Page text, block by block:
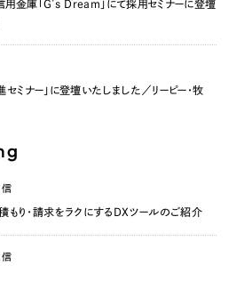
用金庫「G’s Dream」にて採用セミナーに登壇
セミナー」に登壇いたしました／リーピー・牧
もり・請求をラクにするDXツールのご紹介